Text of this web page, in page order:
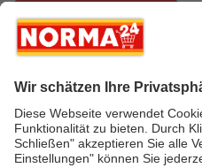
Vertrag widerrufen